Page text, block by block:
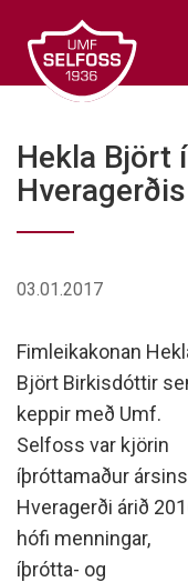
efni
Hekla Björt
Hveragerðis
03.01.2017
Fimleikakonan
Björt Birkisdóttir
keppir með Umf.
Selfoss var kjörin
íþróttamaður
Hveragerði árið
hófi menningar,
íþrótta- og